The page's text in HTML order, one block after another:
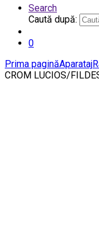
Search
Caută după:
0
Prima paginăAparataj
CROM LUCIOS/